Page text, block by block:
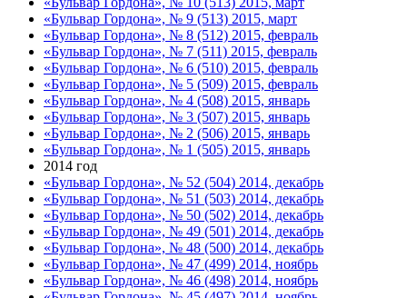
«Бульвар Гордона», № 9 (513) 2015, март
«Бульвар Гордона», № 8 (512) 2015, февраль
«Бульвар Гордона», № 7 (511) 2015, февраль
«Бульвар Гордона», № 6 (510) 2015, февраль
«Бульвар Гордона», № 5 (509) 2015, февраль
«Бульвар Гордона», № 4 (508) 2015, январь
«Бульвар Гордона», № 3 (507) 2015, январь
«Бульвар Гордона», № 2 (506) 2015, январь
«Бульвар Гордона», № 1 (505) 2015, январь
2014 год
«Бульвар Гордона», № 52 (504) 2014, декабрь
«Бульвар Гордона», № 51 (503) 2014, декабрь
«Бульвар Гордона», № 50 (502) 2014, декабрь
«Бульвар Гордона», № 49 (501) 2014, декабрь
«Бульвар Гордона», № 48 (500) 2014, декабрь
«Бульвар Гордона», № 47 (499) 2014, ноябрь
«Бульвар Гордона», № 46 (498) 2014, ноябрь